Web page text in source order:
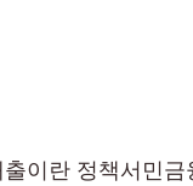
이란 정책서민